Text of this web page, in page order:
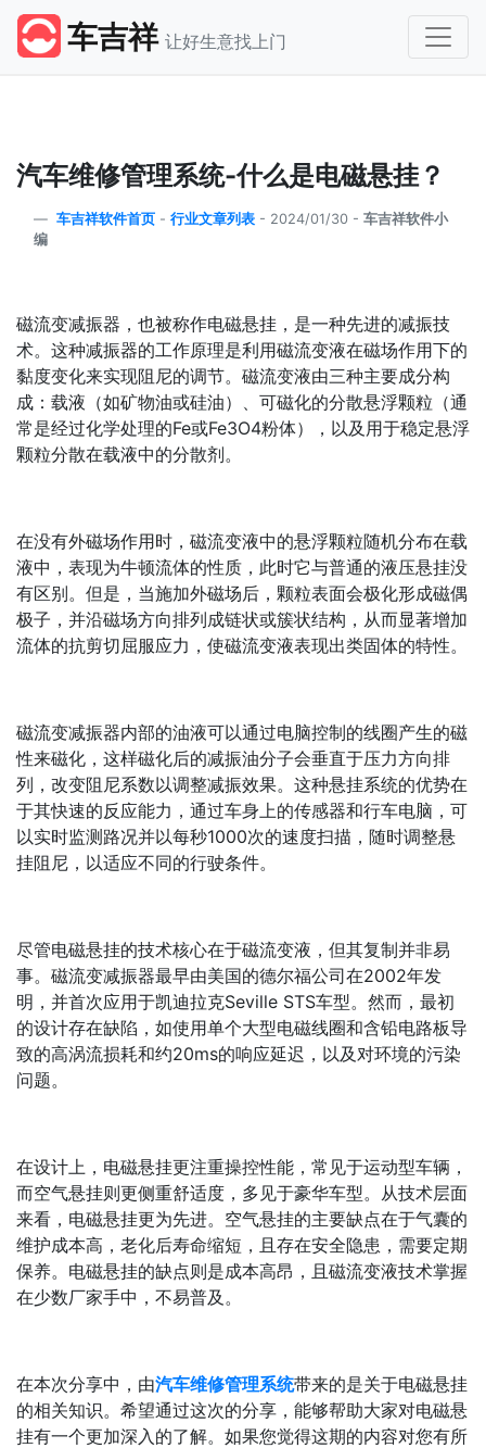
车吉祥 让好生意找上门
汽车维修管理系统-什么是电磁悬挂？
车吉祥软件首页 - 行业文章列表 - 2024/01/30 - 车吉祥软件小
编
磁流变减振器，也被称作电磁悬挂，是一种先进的减振技
术。这种减振器的工作原理是利用磁流变液在磁场作用下的
黏度变化来实现阻尼的调节。磁流变液由三种主要成分构
成：载液（如矿物油或硅油）、可磁化的分散悬浮颗粒（通
常是经过化学处理的Fe或Fe3O4粉体），以及用于稳定悬浮
颗粒分散在载液中的分散剂。
在没有外磁场作用时，磁流变液中的悬浮颗粒随机分布在载
液中，表现为牛顿流体的性质，此时它与普通的液压悬挂没
有区别。但是，当施加外磁场后，颗粒表面会极化形成磁偶
极子，并沿磁场方向排列成链状或簇状结构，从而显著增加
流体的抗剪切屈服应力，使磁流变液表现出类固体的特性。
磁流变减振器内部的油液可以通过电脑控制的线圈产生的磁
性来磁化，这样磁化后的减振油分子会垂直于压力方向排
列，改变阻尼系数以调整减振效果。这种悬挂系统的优势在
于其快速的反应能力，通过车身上的传感器和行车电脑，可
以实时监测路况并以每秒1000次的速度扫描，随时调整悬
挂阻尼，以适应不同的行驶条件。
尽管电磁悬挂的技术核心在于磁流变液，但其复制并非易
事。磁流变减振器最早由美国的德尔福公司在2002年发
明，并首次应用于凯迪拉克Seville STS车型。然而，最初
的设计存在缺陷，如使用单个大型电磁线圈和含铅电路板导
致的高涡流损耗和约20ms的响应延迟，以及对环境的污染
问题。
在设计上，电磁悬挂更注重操控性能，常见于运动型车辆，
而空气悬挂则更侧重舒适度，多见于豪华车型。从技术层面
来看，电磁悬挂更为先进。空气悬挂的主要缺点在于气囊的
维护成本高，老化后寿命缩短，且存在安全隐患，需要定期
保养。电磁悬挂的缺点则是成本高昂，且磁流变液技术掌握
在少数厂家手中，不易普及。
在本次分享中，由汽车维修管理系统带来的是关于电磁悬挂
的相关知识。希望通过这次的分享，能够帮助大家对电磁悬
挂有一个更加深入的了解。如果您觉得这期的内容对您有所